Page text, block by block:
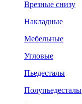
Врезные снизу
Накладные
Мебельные
Угловые
Пьедесталы
Полупьедесталы